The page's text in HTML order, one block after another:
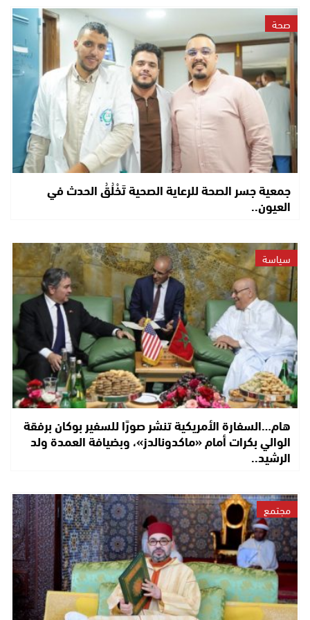
صحة
جمعية جسر الصحة للرعاية الصحية تَخْلُقُ الحدث في
العيون..
سياسة
هام…السفارة الأمريكية تنشر صورًا للسفير بوكان برفقة
الوالي بكرات أمام «ماكدونالدز»، وبضيافة العمدة ولد
الرشيد..
مجتمع